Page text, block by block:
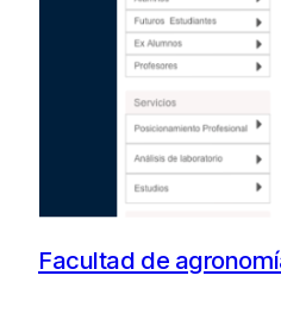
Facultad de